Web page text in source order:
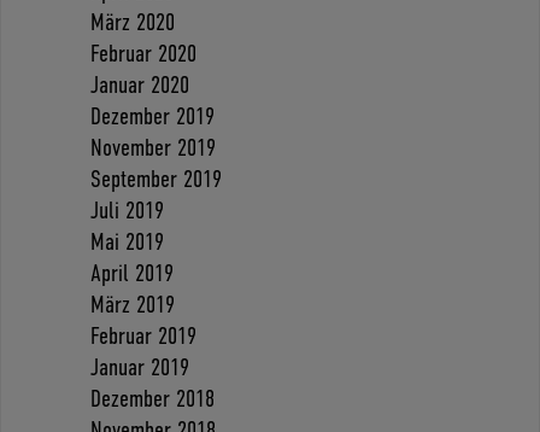
März 2020
Februar 2020
Januar 2020
Dezember 2019
November 2019
September 2019
Juli 2019
Mai 2019
April 2019
März 2019
Februar 2019
Januar 2019
Dezember 2018